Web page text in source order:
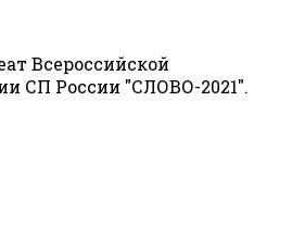
Всероссийской
СП России "СЛОВО-2021".